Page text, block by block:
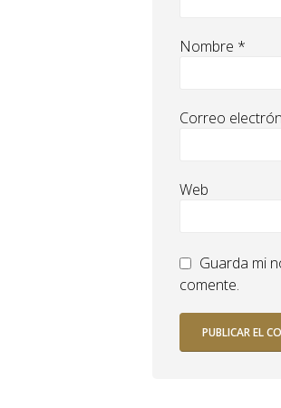
Nombre *
Correo
Web
Guarda mi
comente.